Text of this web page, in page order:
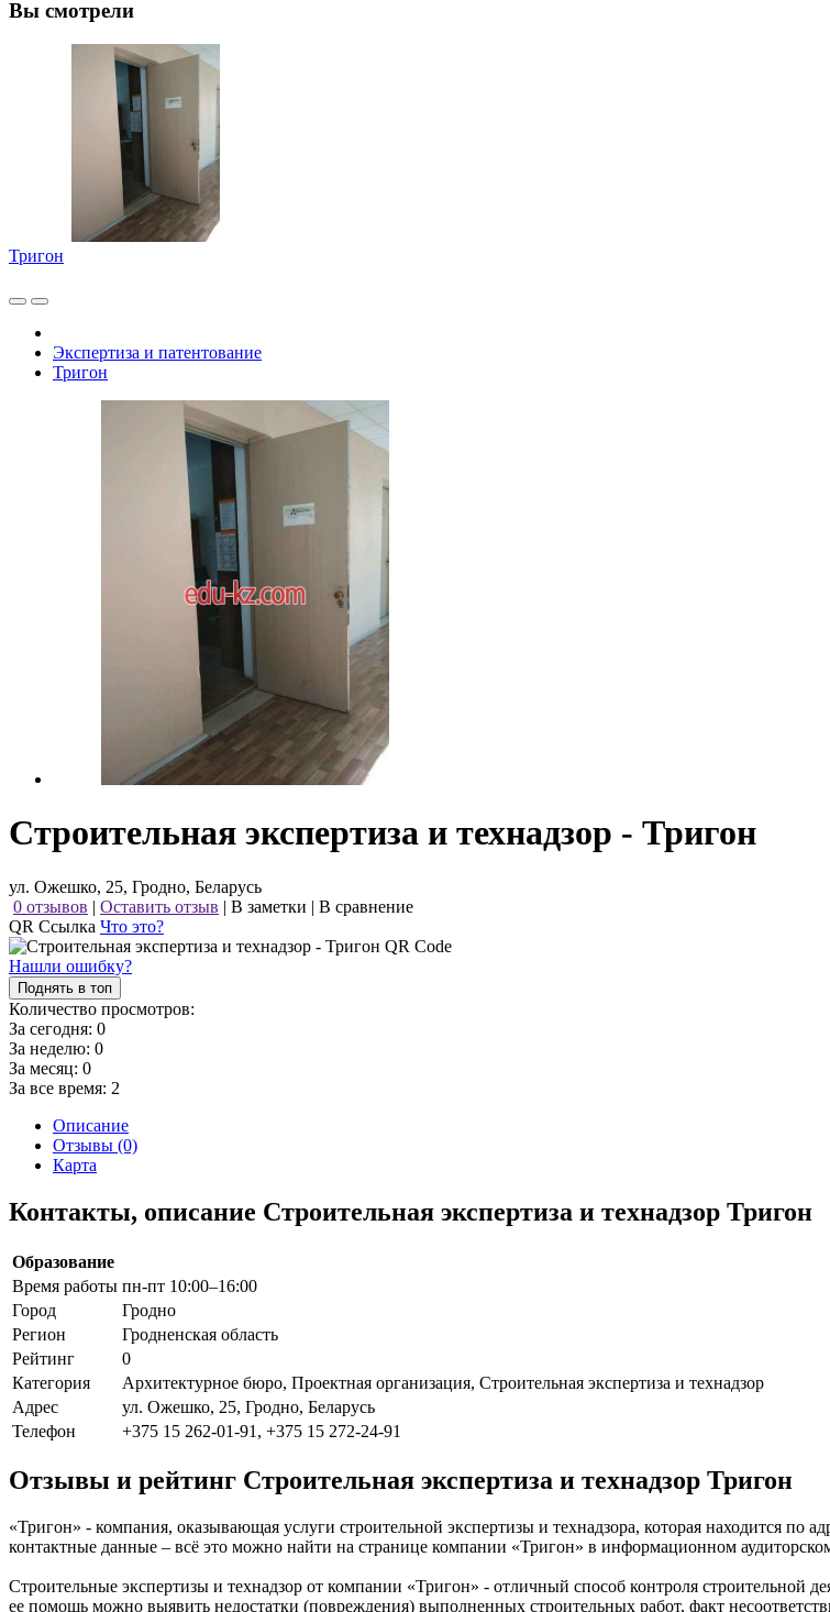
Вы смотрели
Тригон
Экспертиза и патентование
Тригон
Строительная экспертиза и технадзор - Тригон
ул. Ожешко, 25, Гродно, Беларусь
0 отзывов | Оставить отзыв | В заметки | В сравнение
QR Ссылка Что это?
Нашли ошибку?
Поднять в топ
Количество просмотров:
За сегодня: 0
За неделю: 0
За месяц: 0
За все время: 2
Описание
Отзывы (0)
Карта
Контакты, описание Строительная экспертиза и технадзор Тригон
Образование
Время работы пн-пт 10:00–16:00
Город
Гродно
Регион
Гродненская область
Рейтинг
0
Категория
Архитектурное бюро, Проектная организация, Строительная экспертиза и технадзор
Адрес
ул. Ожешко, 25, Гродно, Беларусь
Телефон
+375 15 262-01-91, +375 15 272-24-91
Отзывы и рейтинг Строительная экспертиза и технадзор Тригон
«Тригон» - компания, оказывающая услуги строительной экспертизы и технадзора, которая находится
контактные данные – всё это можно найти на странице компании «Тригон» в информационном
Строительные экспертизы и технадзор от компании «Тригон» - отличный способ контроля строительной
ее помощь можно выявить недостатки (повреждения) выполненных строительных работ, факт